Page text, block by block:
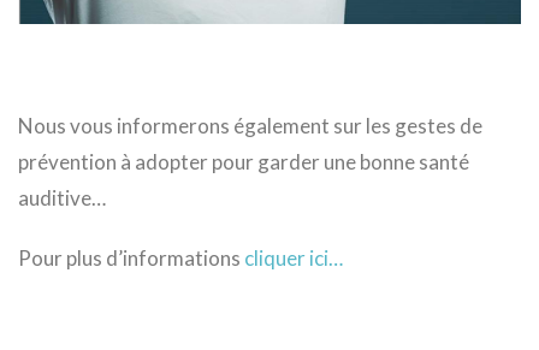
Nous vous informerons également sur les gestes de
prévention à adopter pour garder une bonne santé
auditive…
Pour plus d’informations cliquer ici…